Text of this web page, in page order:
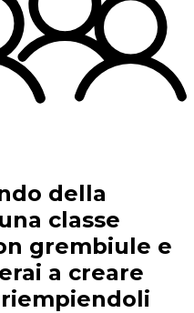
della
classe
grembiule e
a creare